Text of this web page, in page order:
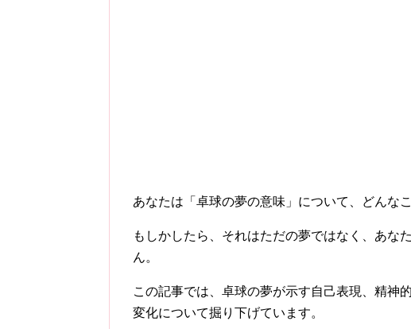
あなたは「卓球の夢の意味」について、どんな
もしかしたら、それはただの夢ではなく、あな
ん。
この記事では、卓球の夢が示す自己表現、精神
変化について掘り下げています。